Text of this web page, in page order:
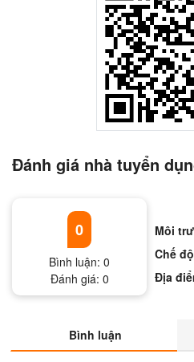
Đánh giá nhà tuyển
0
Bình luận:0
Đánh giá: 0
Môi
Chế
Địa
Bình luận